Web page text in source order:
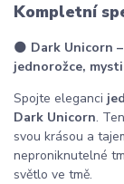
Kompletní
🌑 Dark Unicorn
jednorožce,
Spojte eleganci
Dark Unicorn.
svou krásou a
neproniknutelné
světlo ve tmě.